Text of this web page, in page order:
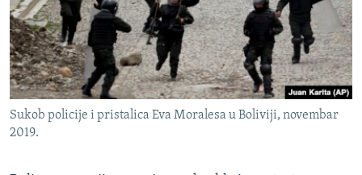
Sukob policije i pristalica Eva Moralesa u Boliviji, novembar
2019.